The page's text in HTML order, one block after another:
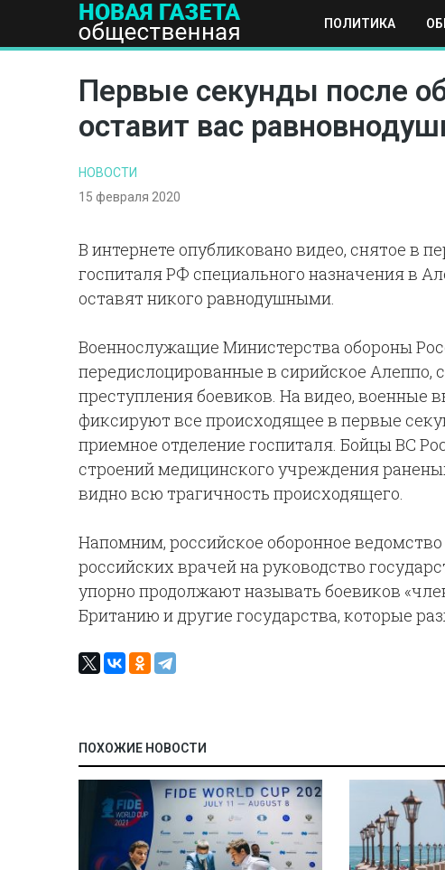
ПОЛИТИКА
ПОЛИТИКА ОБЩЕСТВО ЭКОНОМИКА НАУКА И
Первые секунды после
оставит вас
НОВОСТИ
15 февраля 2020
В интернете опубликовано видео, снятое в
госпиталя РФ специального назначения в
оставят никого равнодушными.
Военнослужащие Министерства обороны
передислоцированные в сирийское Алеппо,
преступления боевиков. На видео, военные
фиксируют все происходящее в первые
приемное отделение госпиталя. Бойцы ВС
строений медицинского учреждения
видно всю трагичность происходящего.
Напомним, российское оборонное
российских врачей на руководство
упорно продолжают называть боевиков
Британию и другие государства, которые
ПОХОЖИЕ НОВОСТИ